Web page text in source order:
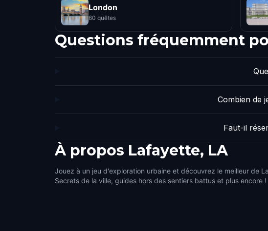
London
60 quêtes
Questions fréquemment
Combien de
Faut-il
À propos Lafayette, LA
Jouez à un jeu d'exploration urbaine et découvrez le meilleur de
Secrets de la ville, guides hors des sentiers battus et plus encore !